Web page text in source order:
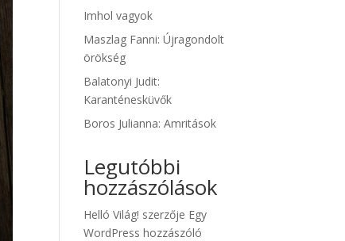
Imhol vagyok
Maszlag Fanni: Újragondolt
örökség
Balatonyi Judit:
Karanténesküvők
Boros Julianna: Amritások
Legutóbbi
hozzászólások
Helló Világ! szerzője Egy
WordPress hozzászóló